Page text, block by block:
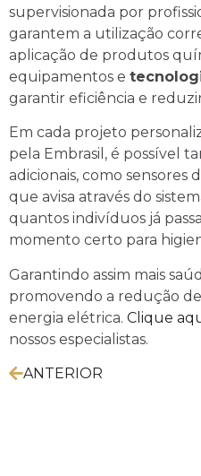
supervisionada por
garantem a utilização
aplicação de produtos
equipamentos e
garantir eficiência e
Em cada projeto
pela Embrasil, é possível
adicionais, como sensores
que avisa através do
quantos indivíduos já
momento certo para
Garantindo assim mais
promovendo a redução
energia elétrica. Clique
nossos especialistas.
ANTERIOR